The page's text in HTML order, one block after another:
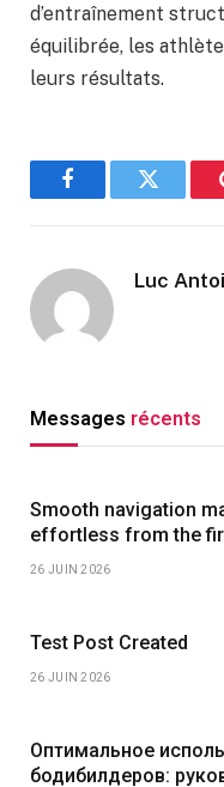
d’entraînement
équilibrée, les
leurs résultats.
FacebookTwitter
Luc
Messages récents
Smooth navigation
effortless from the
26 JUIN 2026
Test Post Created
26 JUIN 2026
Оптимальное
бодибилдеров: